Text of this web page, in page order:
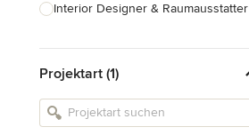
Interior Designer & Raumausstatter
Landschaftsarchitekten
Armaturen & Sanitärbedarf
Projektart (1)